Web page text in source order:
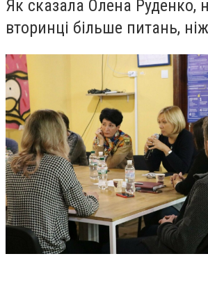
Як сказала Олена Руденко,
вторинці більше питань,